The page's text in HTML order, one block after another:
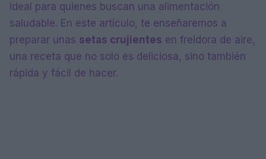
ideal para quienes buscan una alimentación
saludable. En este artículo, te enseñaremos a
preparar unas setas crujientes en freidora de aire,
una receta que no solo es deliciosa, sino también
rápida y fácil de hacer.